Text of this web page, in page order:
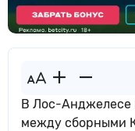
В Лос-Анджелесе
между сборными